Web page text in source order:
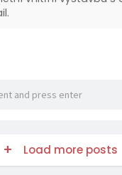
Load more posts